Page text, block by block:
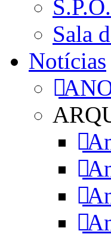
S.P.O.
Sala
Notícias